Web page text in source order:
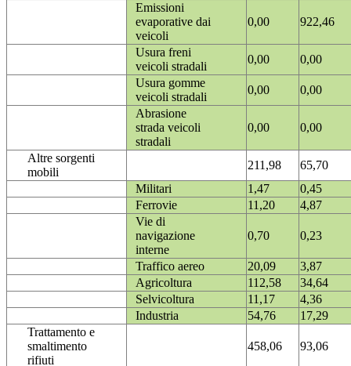
Emissioni
evaporative dai
veicoli
0,00 922,46
Usura freni
veicoli stradali
0,00
0,00
Usura gomme
veicoli stradali
0,00
0,00
Abrasione
strada veicoli
stradali
0,00 0,00
Altre sorgenti
mobili
211,98
65,70
Militari
1,47
0,45
Ferrovie
11,20
4,87
Vie di
navigazione
interne
0,70 0,23
Traffico aereo 20,09
3,87
Agricoltura
112,58
34,64
Selvicoltura
11,17
4,36
Industria
54,76
17,29
Trattamento e
smaltimento
rifiuti
458,06 93,06